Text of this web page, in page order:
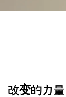
改变的力量